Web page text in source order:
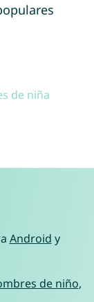
de niña
Android y
de niño,